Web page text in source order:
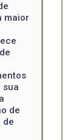
maior
sua
de
de